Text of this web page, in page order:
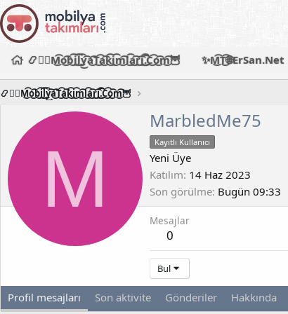
📿🧙‍♂️M͜͡o͜͡b͜͡i͜͡l͜͡y͜͡a͜͡T͜͡a͜͡k͜͡i͜͡m͜͡l͜͡a͜͡r͜͡i͜͡.͜͡C͜͡o͜͡m͜͡🦉 ✨M͜͡T͜͡🌐ErSan.Net
📿🧙‍♂️M͜͡o͜͡b͜͡i͜͡l͜͡y͜͡a͜͡T͜͡a͜͡k͜͡i͜͡m͜͡l͜͡a͜͡r͜͡i͜͡.͜͡C͜͡o͜͡m͜͡🦉
M
MarbledMe75
Kayıtlı Kullanıcı
Yeni Üye
Katılım 14 Haz 2023
Son görülme Bugün 09:33
Mesajlar
0
Bul
Profil mesajları Son aktivite Gönderiler Hakkında